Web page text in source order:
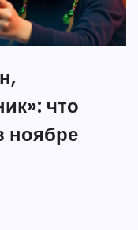
что
ноябре